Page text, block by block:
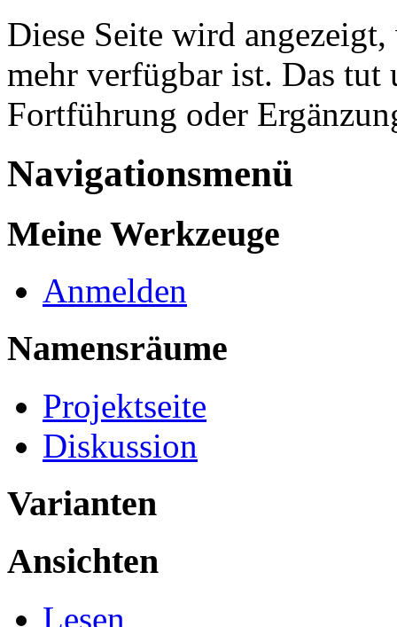
Diese Seite wird
mehr verfügbar ist. Das tut
Fortführung oder
Navigationsmenü
Meine Werkzeuge
Anmelden
Namensräume
Projektseite
Diskussion
Varianten
Ansichten
Lesen